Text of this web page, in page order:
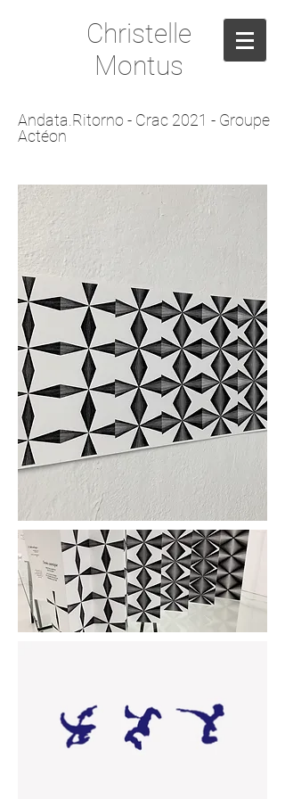
Christelle
Montus
Andata.Ritorno - Crac 2021 - Groupe
Actéon